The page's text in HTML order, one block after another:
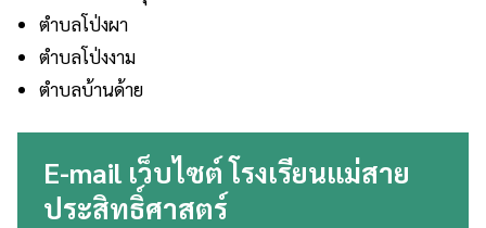
ตำบลโป่งผา
ตำบลโป่งงาม
ตำบลบ้านด้าย
E-mailเว็บไซต์โรงเรียนแม่สาย
ประสิทธิ์ศาสตร์